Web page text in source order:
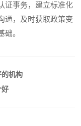
证事务，建立标准化
通，及时获取政策变
。
机构
好